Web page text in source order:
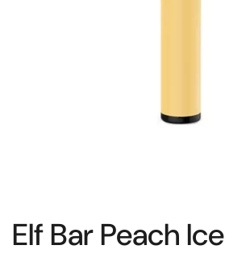
Elf Bar Peach Ice